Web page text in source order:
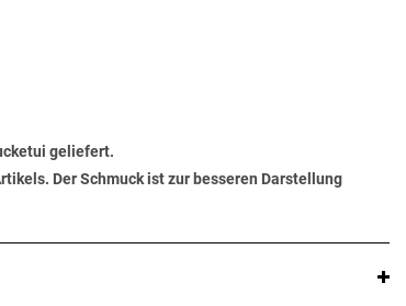
geliefert.
Der Schmuck ist zur besseren Darstellung